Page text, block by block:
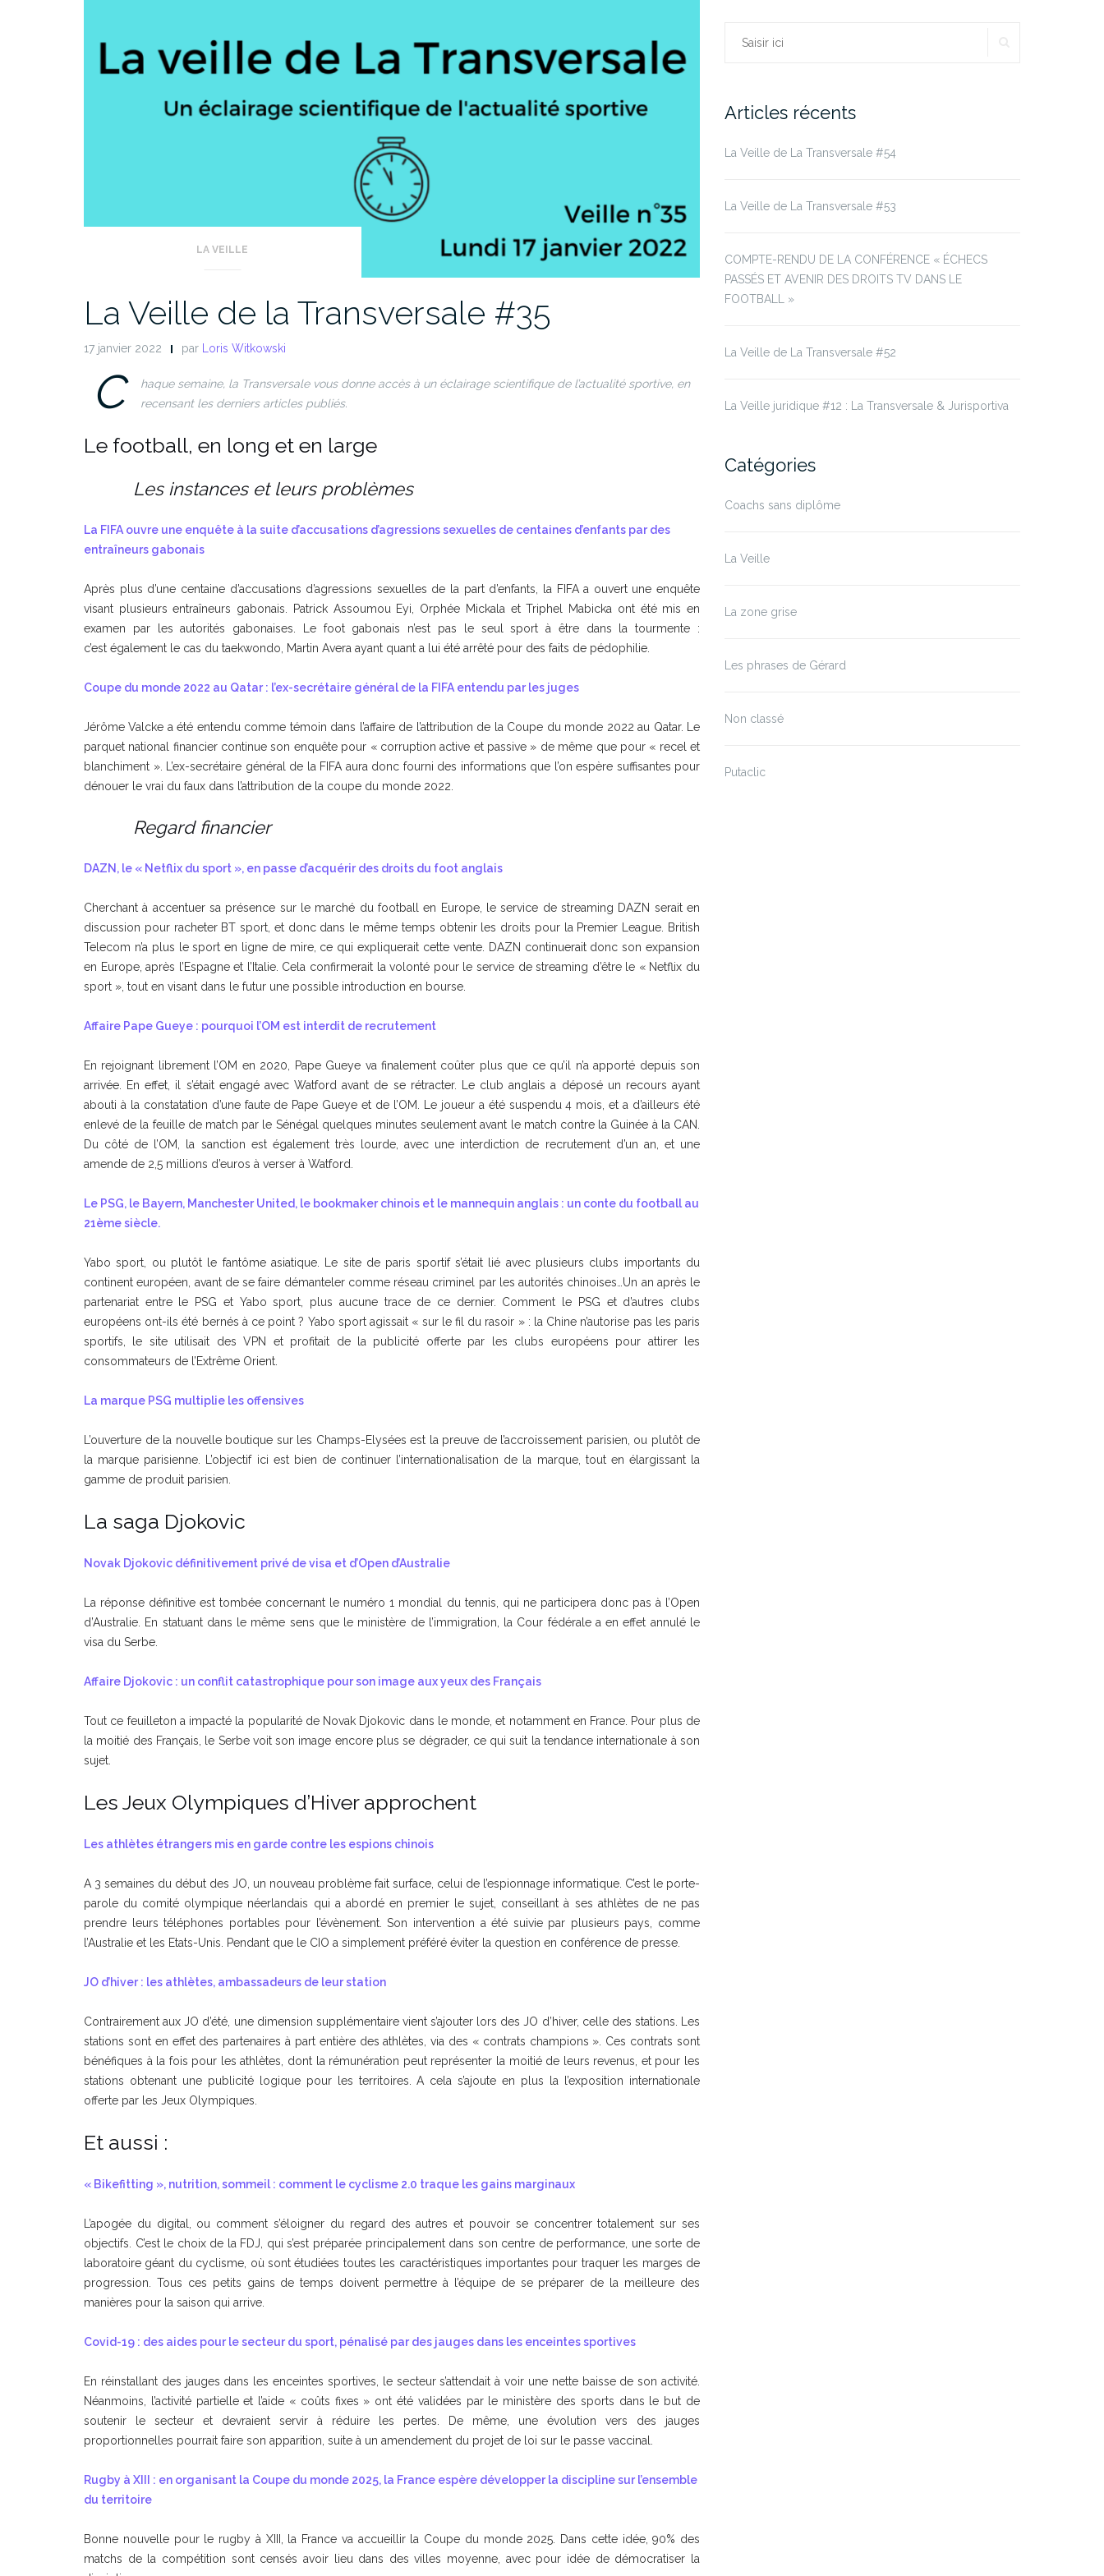
LA VEILLE
La Veille de la Transversale #35
17 janvier 2022 par Loris Witkowski
C
haque semaine, la Transversale vous donne accès à un éclairage scientifique de l’actualité sportive, en
recensant les derniers articles publiés.
Le football, en long et en large
Les instances et leurs problèmes
La FIFA ouvre une enquête à la suite d’accusations d’agressions sexuelles de centaines d’enfants par des
entraîneurs gabonais
Après plus d’une centaine d’accusations d’agressions sexuelles de la part d’enfants, la FIFA a ouvert une enquête
visant plusieurs entraîneurs gabonais. Patrick Assoumou Eyi, Orphée Mickala et Triphel Mabicka ont été mis en
examen par les autorités gabonaises. Le foot gabonais n’est pas le seul sport à être dans la tourmente :
c’est également le cas du taekwondo, Martin Avera ayant quant a lui été arrêté pour des faits de pédophilie.
Coupe du monde 2022 au Qatar : l’ex-secrétaire général de la FIFA entendu par les juges
Jérôme Valcke a été entendu comme témoin dans l’affaire de l’attribution de la Coupe du monde 2022 au Qatar. Le
parquet national financier continue son enquête pour « corruption active et passive » de même que pour « recel et
blanchiment ». L’ex-secrétaire général de la FIFA aura donc fourni des informations que l’on espère suffisantes pour
dénouer le vrai du faux dans l’attribution de la coupe du monde 2022.
Regard financier
DAZN, le « Netflix du sport », en passe d’acquérir des droits du foot anglais
Cherchant à accentuer sa présence sur le marché du football en Europe, le service de streaming DAZN serait en
discussion pour racheter BT sport, et donc dans le même temps obtenir les droits pour la Premier League. British
Telecom n’a plus le sport en ligne de mire, ce qui expliquerait cette vente. DAZN continuerait donc son expansion
en Europe, après l’Espagne et l’Italie. Cela confirmerait la volonté pour le service de streaming d’être le « Netflix du
sport », tout en visant dans le futur une possible introduction en bourse.
Affaire Pape Gueye : pourquoi l’OM est interdit de recrutement
En rejoignant librement l’OM en 2020, Pape Gueye va finalement coûter plus que ce qu’il n’a apporté depuis son
arrivée. En effet, il s’était engagé avec Watford avant de se rétracter. Le club anglais a déposé un recours ayant
abouti à la constatation d’une faute de Pape Gueye et de l’OM. Le joueur a été suspendu 4 mois, et a d’ailleurs été
enlevé de la feuille de match par le Sénégal quelques minutes seulement avant le match contre la Guinée à la CAN.
Du côté de l’OM, la sanction est également très lourde, avec une interdiction de recrutement d’un an, et une
amende de 2,5 millions d’euros à verser à Watford.
Le PSG, le Bayern, Manchester United, le bookmaker chinois et le mannequin anglais : un conte du football au
21ème siècle.
Yabo sport, ou plutôt le fantôme asiatique. Le site de paris sportif s’était lié avec plusieurs clubs importants du
continent européen, avant de se faire démanteler comme réseau criminel par les autorités chinoises…Un an après le
partenariat entre le PSG et Yabo sport, plus aucune trace de ce dernier. Comment le PSG et d’autres clubs
européens ont-ils été bernés à ce point ? Yabo sport agissait « sur le fil du rasoir » : la Chine n’autorise pas les paris
sportifs, le site utilisait des VPN et profitait de la publicité offerte par les clubs européens pour attirer les
consommateurs de l’Extrême Orient.
La marque PSG multiplie les offensives
L’ouverture de la nouvelle boutique sur les Champs-Elysées est la preuve de l’accroissement parisien, ou plutôt de
la marque parisienne. L’objectif ici est bien de continuer l’internationalisation de la marque, tout en élargissant la
gamme de produit parisien.
La saga Djokovic
Novak Djokovic définitivement privé de visa et d’Open d’Australie
La réponse définitive est tombée concernant le numéro 1 mondial du tennis, qui ne participera donc pas à l’Open
d’Australie. En statuant dans le même sens que le ministère de l’immigration, la Cour fédérale a en effet annulé le
visa du Serbe.
Affaire Djokovic : un conflit catastrophique pour son image aux yeux des Français
Tout ce feuilleton a impacté la popularité de Novak Djokovic dans le monde, et notamment en France. Pour plus de
la moitié des Français, le Serbe voit son image encore plus se dégrader, ce qui suit la tendance internationale à son
sujet.
Les Jeux Olympiques d’Hiver approchent
Les athlètes étrangers mis en garde contre les espions chinois
A 3 semaines du début des JO, un nouveau problème fait surface, celui de l’espionnage informatique. C’est le porte-
parole du comité olympique néerlandais qui a abordé en premier le sujet, conseillant à ses athlètes de ne pas
prendre leurs téléphones portables pour l’évènement. Son intervention a été suivie par plusieurs pays, comme
l’Australie et les Etats-Unis. Pendant que le CIO a simplement préféré éviter la question en conférence de presse.
JO d’hiver : les athlètes, ambassadeurs de leur station
Contrairement aux JO d’été, une dimension supplémentaire vient s’ajouter lors des JO d’hiver, celle des stations. Les
stations sont en effet des partenaires à part entière des athlètes, via des « contrats champions ». Ces contrats sont
bénéfiques à la fois pour les athlètes, dont la rémunération peut représenter la moitié de leurs revenus, et pour les
stations obtenant une publicité logique pour les territoires. A cela s’ajoute en plus la l’exposition internationale
offerte par les Jeux Olympiques.
Et aussi :
« Bikefitting », nutrition, sommeil : comment le cyclisme 2.0 traque les gains marginaux
L’apogée du digital, ou comment s’éloigner du regard des autres et pouvoir se concentrer totalement sur ses
objectifs. C’est le choix de la FDJ, qui s’est préparée principalement dans son centre de performance, une sorte de
laboratoire géant du cyclisme, où sont étudiées toutes les caractéristiques importantes pour traquer les marges de
progression. Tous ces petits gains de temps doivent permettre à l’équipe de se préparer de la meilleure des
manières pour la saison qui arrive.
Covid-19 : des aides pour le secteur du sport, pénalisé par des jauges dans les enceintes sportives
En réinstallant des jauges dans les enceintes sportives, le secteur s’attendait à voir une nette baisse de son activité.
Néanmoins, l’activité partielle et l’aide « coûts fixes » ont été validées par le ministère des sports dans le but de
soutenir le secteur et devraient servir à réduire les pertes. De même, une évolution vers des jauges
proportionnelles pourrait faire son apparition, suite à un amendement du projet de loi sur le passe vaccinal.
Rugby à XIII : en organisant la Coupe du monde 2025, la France espère développer la discipline sur l’ensemble
du territoire
Bonne nouvelle pour le rugby à XIII, la France va accueillir la Coupe du monde 2025. Dans cette idée, 90% des
matchs de la compétition sont censés avoir lieu dans des villes moyenne, avec pour idée de démocratiser la
Rechercher :
Articles récents
La Veille de La Transversale #54
La Veille de La Transversale #53
COMPTE-RENDU DE LA CONFÉRENCE « ÉCHECS
PASSÉS ET AVENIR DES DROITS TV DANS LE
FOOTBALL »
La Veille de La Transversale #52
La Veille juridique #12 : La Transversale & Jurisportiva
Catégories
Coachs sans diplôme
La Veille
La zone grise
Les phrases de Gérard
Non classé
Putaclic